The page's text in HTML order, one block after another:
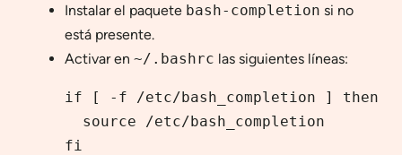
Instalar el paquete bash-completion si no
está presente.
Activar en ~/.bashrc las siguientes líneas:
if [ -f /etc/bash_completion ] then
  source /etc/bash_completion
fi